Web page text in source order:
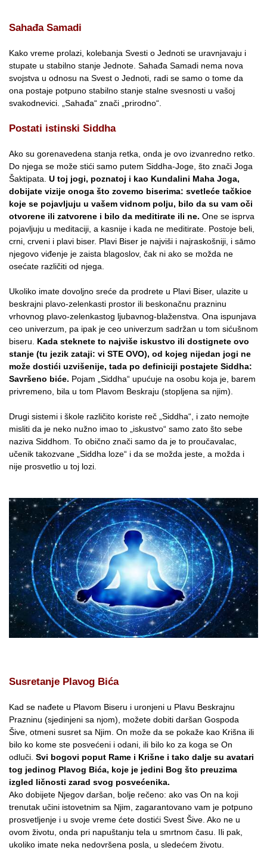
Sahađa Samadi
Kako vreme prolazi, kolebanja Svesti o Jednoti se uravnjavaju i
stupate u stabilno stanje Jednote. Sahađa Samadi nema nova
svojstva u odnosu na Svest o Jednoti, radi se samo o tome da
ona postaje potpuno stabilno stanje stalne svesnosti u vašoj
svakodnevici. „Sahađa“ znači „prirodno“.
Postati istinski Siddha
Ako su gorenavedena stanja retka, onda je ovo izvanredno retko.
Do njega se može stići samo putem Siddha-Joge, što znači Joga
Šaktipata. U toj jogi, poznatoj i kao Kundalini Maha Joga,
dobijate vizije onoga što zovemo biserima: svetleće tačkice
koje se pojavljuju u vašem vidnom polju, bilo da su vam oči
otvorene ili zatvorene i bilo da meditirate ili ne. One se isprva
pojavljuju u meditaciji, a kasnije i kada ne meditirate. Postoje beli,
crni, crveni i plavi biser. Plavi Biser je najviši i najraskošniji, i sāmo
njegovo viđenje je zaista blagoslov, čak ni ako se možda ne
osećate različiti od njega.
Ukoliko imate dovoljno sreće da prodrete u Plavi Biser, ulazite u
beskrajni plavo-zelenkasti prostor ili beskonačnu prazninu
vrhovnog plavo-zelenkastog ljubavnog-blaženstva. Ona ispunjava
ceo univerzum, pa ipak je ceo univerzum sadržan u tom sićušnom
biseru.
Kada steknete to najviše iskustvo ili dostignete ovo
stanje (tu jezik zataji: vi STE OVO), od kojeg nijedan jogi ne
može dostići uzvišenije, tada po definiciji postajete Siddha:
Savršeno biće. Pojam „Siddha“ upućuje na osobu koja je, barem
privremeno, bila u tom Plavom Beskraju (stopljena sa njim).
Drugi sistemi i škole različito koriste reč „Siddha“, i zato nemojte
misliti da je neko nužno imao to „iskustvo“ samo zato što sebe
naziva Siddhom. To obično znači samo da je to proučavalac,
učenik takozvane „Siddha loze“ i da se možda jeste, a možda i
nije prosvetlio u toj lozi.
Susretanje Plavog Bića
Kad se nađete u Plavom Biseru i uronjeni u Plavu Beskrajnu
Prazninu (sjedinjeni sa njom), možete dobiti daršan Gospoda
Šive, otmeni susret sa Njim. On može da se pokaže kao Krišna ili
bilo ko kome ste posvećeni i odani, ili bilo ko za koga se On
odluči. Svi bogovi poput Rame i Krišne i tako dalje su avatari
tog jedinog Plavog Bića, koje je jedini Bog što preuzima
izgled ličnosti zarad svog posvećenika.
Ako dobijete Njegov daršan, bolje rečeno: ako vas On na koji
trenutak učini istovetnim sa Njim, zagarantovano vam je potpuno
prosvetljenje i u svoje vreme ćete dostići Svest Šive. Ako ne u
ovom životu, onda pri napuštanju tela u smrtnom času. Ili pak,
ukoliko imate neka nedovršena posla, u sledećem životu.